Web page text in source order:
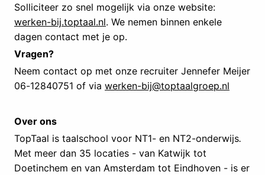
Solliciteer zo snel mogelijk via onze website:
werken-bij.toptaal.nl. We nemen binnen enkele
dagen contact met je op.
Vragen?
Neem contact op met onze recruiter Jennefer Meijer
06-12840751 of via werken-bij@toptaalgroep.nl
Over ons
TopTaal is taalschool voor NT1- en NT2-onderwijs.
Met meer dan 35 locaties - van Katwijk tot
Doetinchem en van Amsterdam tot Eindhoven - is er